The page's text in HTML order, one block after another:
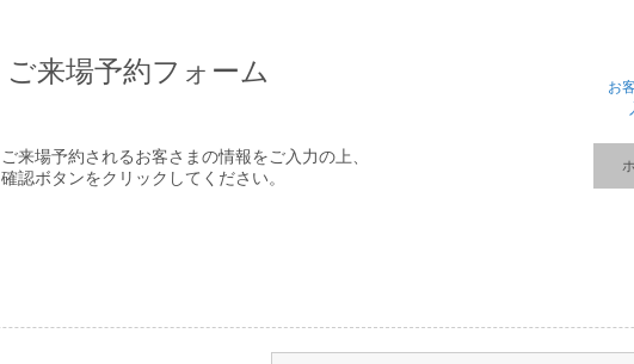
ご来場予約フォーム お
ご来場予約されるお客さまの情報をご入力の上、
確認ボタンをクリックしてください。